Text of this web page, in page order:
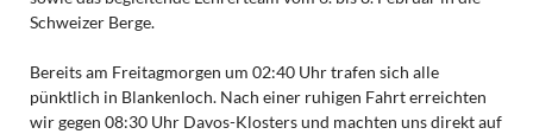
Schweizer Berge.
Bereits am Freitagmorgen um 02:40 Uhr trafen sich alle
pünktlich in Blankenloch. Nach einer ruhigen Fahrt erreichten
wir gegen 08:30 Uhr Davos-Klosters und machten uns direkt auf